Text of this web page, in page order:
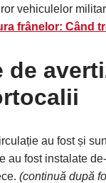
vehiculelor
frânelor: Când
de
au fost și
au fost instalate
(continuă după